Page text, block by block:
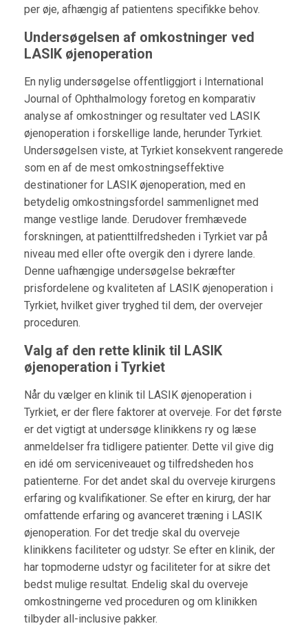
per øje, afhængig af patientens specifikke behov.
Undersøgelsen af omkostninger ved
LASIK øjenoperation
En nylig undersøgelse offentliggjort i International
Journal of Ophthalmology foretog en komparativ
analyse af omkostninger og resultater ved LASIK
øjenoperation i forskellige lande, herunder Tyrkiet.
Undersøgelsen viste, at Tyrkiet konsekvent rangerede
som en af de mest omkostningseffektive
destinationer for LASIK øjenoperation, med en
betydelig omkostningsfordel sammenlignet med
mange vestlige lande. Derudover fremhævede
forskningen, at patienttilfredsheden i Tyrkiet var på
niveau med eller ofte overgik den i dyrere lande.
Denne uafhængige undersøgelse bekræfter
prisfordelene og kvaliteten af LASIK øjenoperation i
Tyrkiet, hvilket giver tryghed til dem, der overvejer
proceduren.
Valg af den rette klinik til LASIK
øjenoperation i Tyrkiet
Når du vælger en klinik til LASIK øjenoperation i
Tyrkiet, er der flere faktorer at overveje. For det første
er det vigtigt at undersøge klinikkens ry og læse
anmeldelser fra tidligere patienter. Dette vil give dig
en idé om serviceniveauet og tilfredsheden hos
patienterne. For det andet skal du overveje kirurgens
erfaring og kvalifikationer. Se efter en kirurg, der har
omfattende erfaring og avanceret træning i LASIK
øjenoperation. For det tredje skal du overveje
klinikkens faciliteter og udstyr. Se efter en klinik, der
har topmoderne udstyr og faciliteter for at sikre det
bedst mulige resultat. Endelig skal du overveje
omkostningerne ved proceduren og om klinikken
tilbyder all-inclusive pakker.